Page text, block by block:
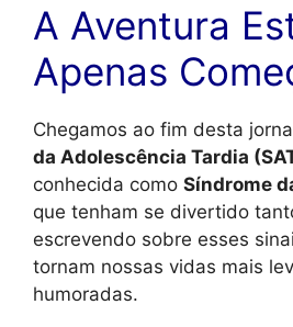
A Aventura
Apenas
Chegamos ao fim desta
da Adolescência Tardia
conhecida como Síndrome
que tenham se divertido
escrevendo sobre esses
tornam nossas vidas mais
humoradas.